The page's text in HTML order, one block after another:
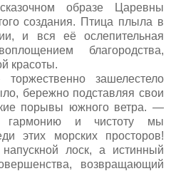
образе Царевны
создания. Птица плыла в
и вся её ослепительная
благородства,
красоты.
зашелестело
бережно подставляя свои
порывы южного ветра. —
гармонию и чистоту мы
этих морских просторов!
лоск, а истинный
возвращающий